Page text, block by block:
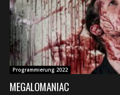
Programmierung 2022
MEGALOMANIAC